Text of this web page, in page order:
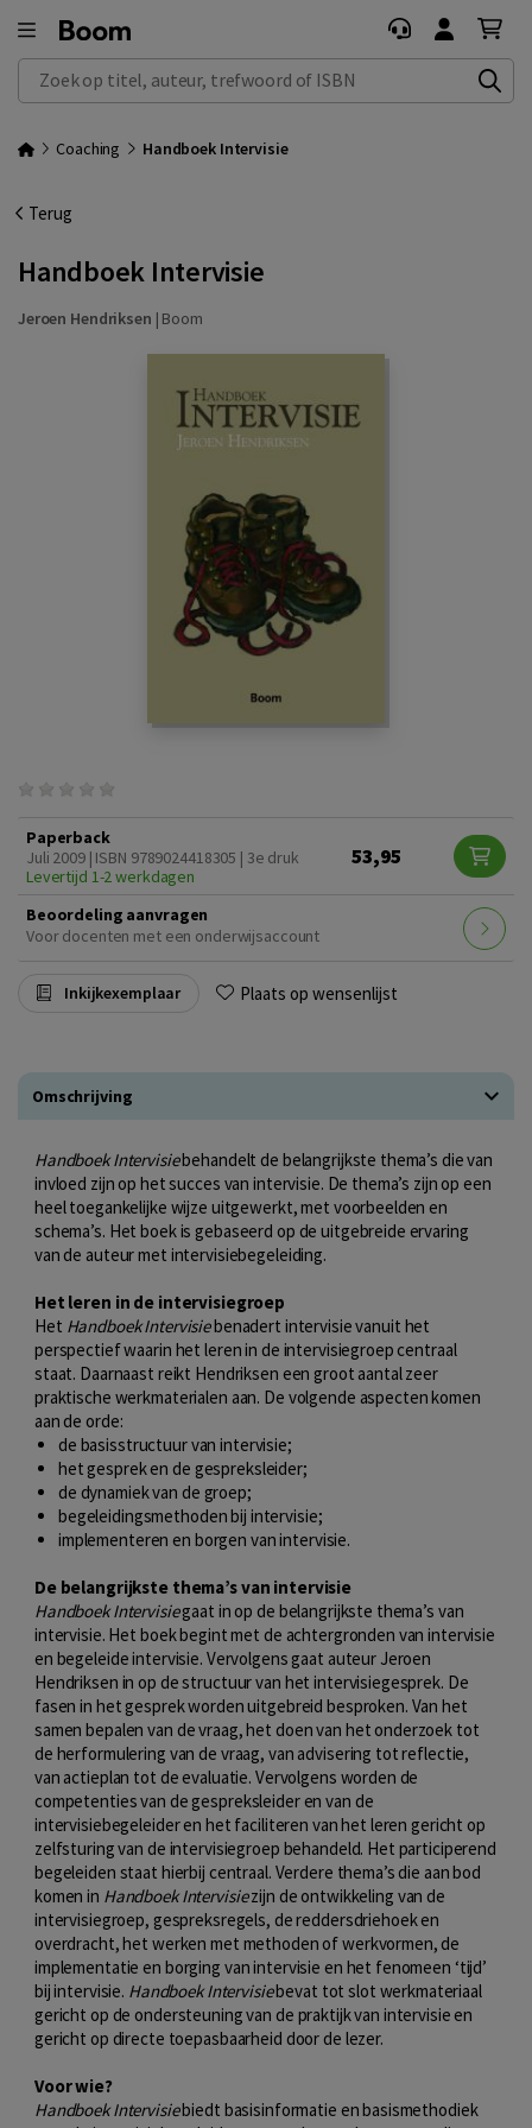
Zoek op titel, auteur, trefwoord of ISBN
Coaching Handboek Intervisie
Terug
Handboek Intervisie
Jeroen Hendriksen | Boom
Paperback
Juli 2009 | ISBN 9789024418305 | 3e druk
Levertijd 1-2 werkdagen
53,95
Beoordeling aanvragen
Voor docenten met een onderwijsaccount
Inkijkexemplaar Plaats op wensenlijst
Omschrijving
Handboek Intervisiebehandelt de belangrijkste thema’s die van
invloed zijn op het succes van intervisie. De thema’s zijn op een
heel toegankelijke wijze uitgewerkt, met voorbeelden en
schema’s. Het boek is gebaseerd op de uitgebreide ervaring
van de auteur met intervisiebegeleiding.
Het leren in de intervisiegroep
Het Handboek Intervisiebenadert intervisie vanuit het
perspectief waarin het leren in de intervisiegroep centraal
staat. Daarnaast reikt Hendriksen een groot aantal zeer
praktische werkmaterialen aan. De volgende aspecten komen
aan de orde:
de basisstructuur van intervisie;
het gesprek en de gespreksleider;
de dynamiek van de groep;
begeleidingsmethoden bij intervisie;
implementeren en borgen van intervisie.
De belangrijkste thema’s van intervisie
Handboek Intervisiegaat in op de belangrijkste thema’s van
intervisie. Het boek begint met de achtergronden van intervisie
en begeleide intervisie. Vervolgens gaat auteur Jeroen
Hendriksen in op de structuur van het intervisiegesprek. De
fasen in het gesprek worden uitgebreid besproken. Van het
samen bepalen van de vraag, het doen van het onderzoek tot
de herformulering van de vraag, van advisering tot reflectie,
van actieplan tot de evaluatie. Vervolgens worden de
competenties van de gespreksleider en van de
intervisiebegeleider en het faciliteren van het leren gericht op
zelfsturing van de intervisiegroep behandeld. Het participerend
begeleiden staat hierbij centraal. Verdere thema’s die aan bod
komen in Handboek Intervisiezijn de ontwikkeling van de
intervisiegroep, gespreksregels, de reddersdriehoek en
overdracht, het werken met methoden of werkvormen, de
implementatie en borging van intervisie en het fenomeen ‘tijd’
bij intervisie. Handboek Intervisiebevat tot slot werkmateriaal
gericht op de ondersteuning van de praktijk van intervisie en
gericht op directe toepasbaarheid door de lezer.
Voor wie?
Handboek Intervisiebiedt basisinformatie en basismethodiek